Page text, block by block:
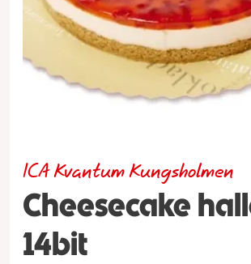
Cheesecake
14bit
ICA Kvantum Kungsholmen